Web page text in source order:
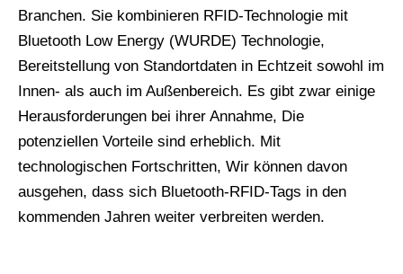
Branchen. Sie kombinieren RFID-Technologie mit
Bluetooth Low Energy (WURDE) Technologie,
Bereitstellung von Standortdaten in Echtzeit sowohl im
Innen- als auch im Außenbereich. Es gibt zwar einige
Herausforderungen bei ihrer Annahme, Die
potenziellen Vorteile sind erheblich. Mit
technologischen Fortschritten, Wir können davon
ausgehen, dass sich Bluetooth-RFID-Tags in den
kommenden Jahren weiter verbreiten werden.